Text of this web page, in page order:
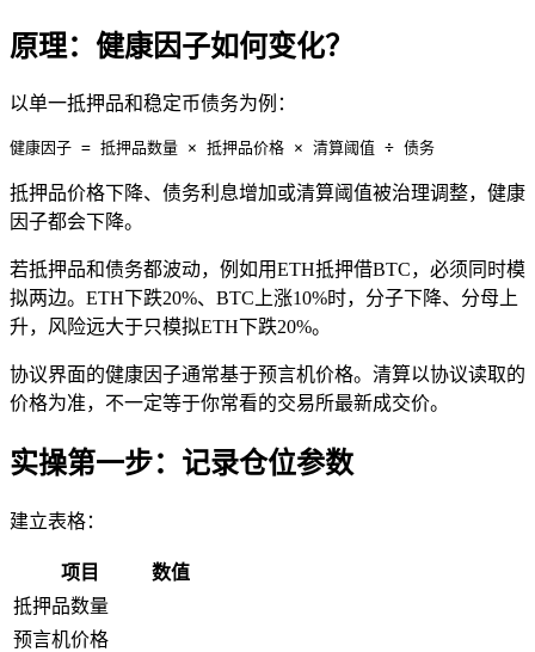
原理：健康因子如何变化？
以单一抵押品和稳定币债务为例：
健康因子 = 抵押品数量 × 抵押品价格 × 清算阈值 ÷ 债务
抵押品价格下降、债务利息增加或清算阈值被治理调整，健康
因子都会下降。
若抵押品和债务都波动，例如用ETH抵押借BTC，必须同时模
拟两边。ETH下跌20%、BTC上涨10%时，分子下降、分母上
升，风险远大于只模拟ETH下跌20%。
协议界面的健康因子通常基于预言机价格。清算以协议读取的
价格为准，不一定等于你常看的交易所最新成交价。
实操第一步：记录仓位参数
建立表格：
项目
数值
抵押品数量
预言机价格